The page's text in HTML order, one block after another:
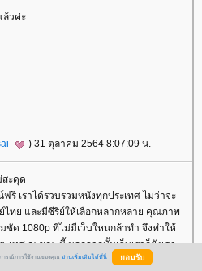
ล้วค่ะ
) 31 ตุลาคม 2564 8:07:09 น.
สะดุด
รี เราได้รวบรวมหนังทุกประเทศ ไม่ว่าจะ
ไทย และมีซีรีย์ให้เลือกหลากหลาย คุณภาพ
ด 1080p ที่ไม่มีเว็บใหนกล้าทำ จึงทำให้
เทศ ณ ขณะนี้ นอกจากนั้นเว็บเราก็ยังเสาะ
หม่ใหม่ให้ไวกว่าใคร ทุกวันทีมงานทุกคน
ารณ์การใช้งานของคุณ อ่านเพิ่มเติมได้ที่นี่